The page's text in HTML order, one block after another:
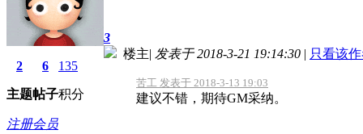
2
主题
6
帖子
135
积分
注册会员
3
楼主| 发表于 2018-3-21 19:14:30 | 只看该
苦工 发表于 2018-3-13 19:03
建议不错，期待GM采纳。